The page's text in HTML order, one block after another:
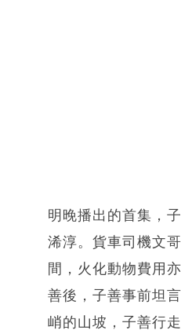
明晚播出的首集，
浠淳。貨車司機文
間，火化動物費用
善後，子善事前坦
峭的山坡，子善行